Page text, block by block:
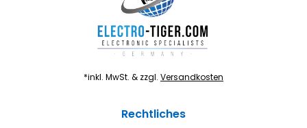
*inkl. MwSt. & zzgl. Versandkosten
Rechtliches